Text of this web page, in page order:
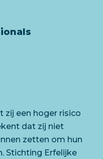
zij een hoger risico
dat zij niet
zetten om hun
Stichting Erfelijke